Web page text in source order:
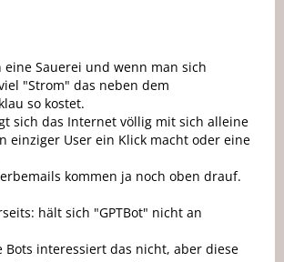
eine Sauerei und wenn man sich
"Strom" das neben dem
so kostet.
sich das Internet völlig mit sich alleine
einziger User ein Klick macht oder eine
kommen ja noch oben drauf.
hält sich "GPTBot" nicht an
Bots interessiert das nicht, aber diese